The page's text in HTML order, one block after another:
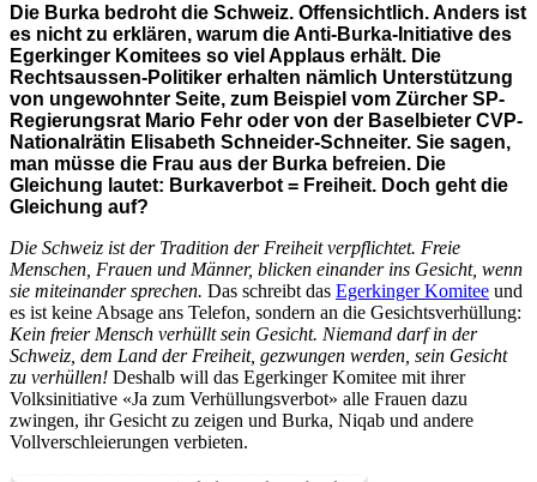
Die Burka bedroht die Schweiz. Offensichtlich. Anders ist
es nicht zu erklären, warum die Anti-Burka-Initiative des
Egerkinger Komitees so viel Applaus erhält. Die
Rechtsaussen-Politiker erhalten nämlich Unterstützung
von ungewohnter Seite, zum Beispiel vom Zürcher SP-
Regierungsrat Mario Fehr oder von der Baselbieter CVP-
Nationalrätin Elisabeth Schneider-Schneiter. Sie sagen,
man müsse die Frau aus der Burka befreien. Die
Gleichung lautet: Burkaverbot = Freiheit. Doch geht die
Gleichung auf?
Die Schweiz ist der Tradition der Freiheit verpflichtet. Freie
Menschen, Frauen und Männer, blicken einander ins Gesicht, wenn
sie miteinander sprechen. Das schreibt das Egerkinger Komitee und
es ist keine Absage ans Telefon, sondern an die Gesichtsverhüllung:
Kein freier Mensch verhüllt sein Gesicht. Niemand darf in der
Schweiz, dem Land der Freiheit, gezwungen werden, sein Gesicht
zu verhüllen! Deshalb will das Egerkinger Komitee mit ihrer
Volksinitiative «Ja zum Verhüllungsverbot» alle Frauen dazu
zwingen, ihr Gesicht zu zeigen und Burka, Niqab und andere
Vollverschleierungen verbieten.